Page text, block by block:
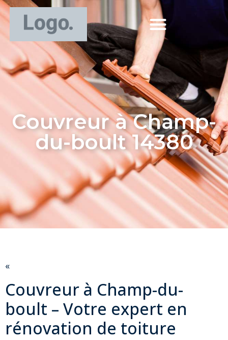
Couvreur à Champ-
du-boult 14380
«
Couvreur à Champ-du-
boult – Votre expert en
rénovation de toiture